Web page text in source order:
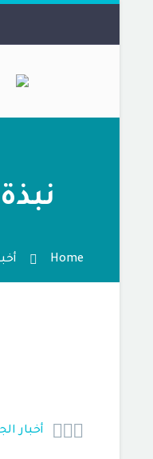
Home
 أخبار